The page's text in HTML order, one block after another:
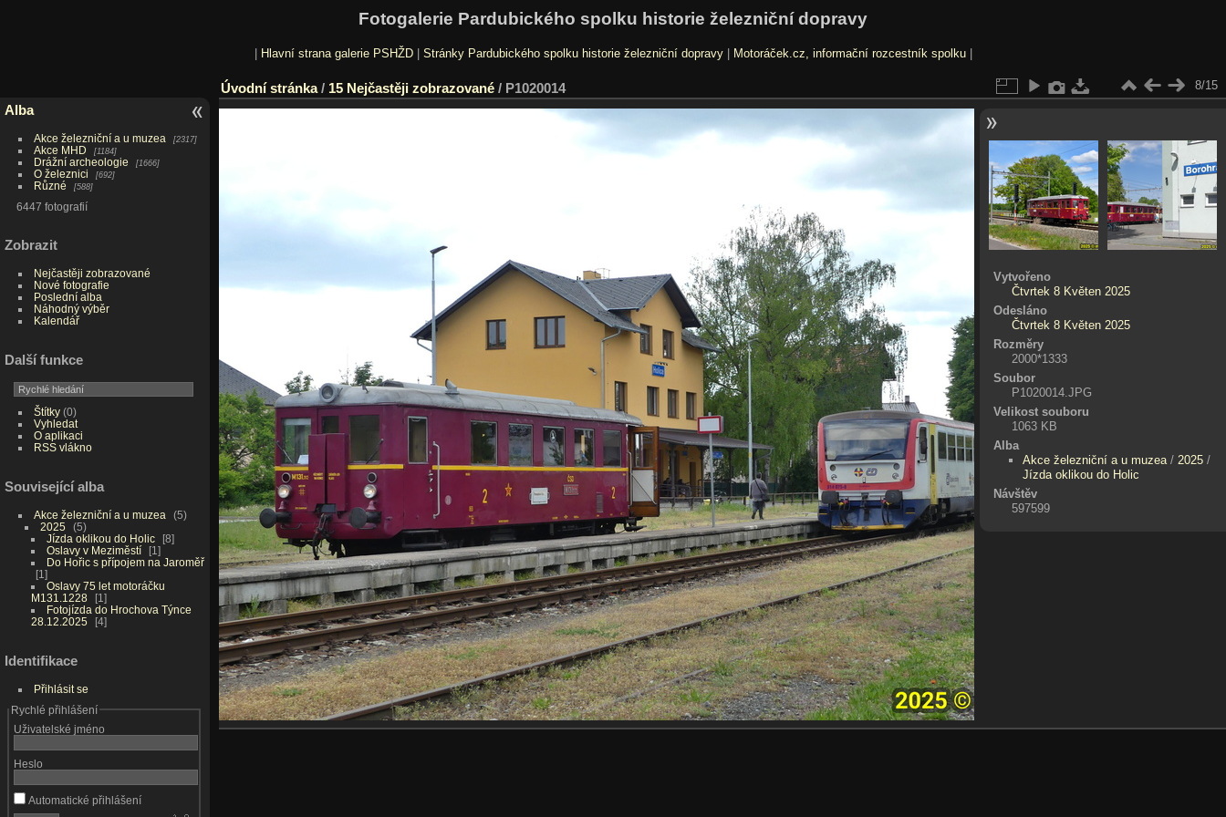
Fotogalerie Pardubického spolku historie železniční dopravy
Hlavní strana galerie PSHŽD| Stránky Pardubického spolku historie železniční dopravy| Motoráček.cz, informační rozcestník spolku|
Alba
Akce železniční a u muzea 2317
Akce MHD 1184
Drážní archeologie 1666
O železnici 692
Různé 588
6447 fotografií
Zobrazit
Nejčastěji zobrazované
Nové fotografie
Poslední alba
Náhodný výběr
Kalendář
Další funkce
Štítky(0)
Vyhledat
O aplikaci
RSS vlákno
Související alba
Akce železniční a u muzea
5
2025
5
Jízda oklikou do Holic
8
Oslavy v Meziměstí
1
Do Hořic s přípojem na Jaroměř
1
Oslavy 75 let motoráčku
M131.1228
1
Fotojízda do Hrochova Týnce
28.12.2025
4
Identifikace
Přihlásit se
Rychlé přihlášení
Uživatelské jméno
Heslo
Automatické přihlášení
Úvodní stránka/ 15 Nejčastěji zobrazované / P1020014 8/15
Vytvořeno
Čtvrtek 8 Květen 2025
Odesláno
Čtvrtek 8 Květen 2025
Rozměry
2000*1333
Soubor
P1020014.JPG
Velikost souboru
1063 KB
Alba
Akce železniční a u muzea / 2025 /
Jízda oklikou do Holic
Návštěv
597599